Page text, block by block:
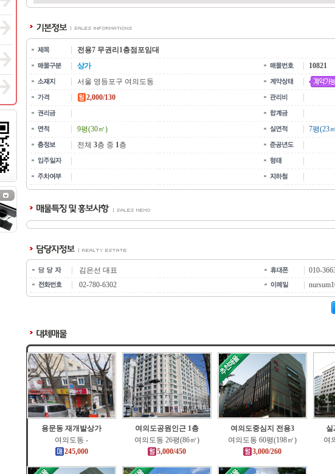
전용7 무권리1층점포임대
상가
10821
서울 영등포구 여의도동
2,000/130
9평(30㎡)
7평(23
전체 3층 중 1층
김은선 대표
010-
02-780-6302
용문동 재개발상가
여의도동 -
245,000
여의도공원인근 1층
여의도동 26평(86㎡)
5,000/450
여의도중심지 전용3
여의도동 60평(198㎡)
3,000/260
실
여